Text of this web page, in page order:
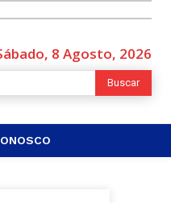
8 Agosto, 2026
Buscar